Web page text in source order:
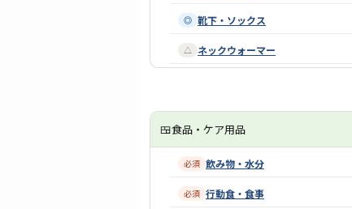
◎ 靴下・ソックス
△ ネックウォーマー
🍱食品・ケア用品
必須 飲み物・水分
必須 行動食・食事